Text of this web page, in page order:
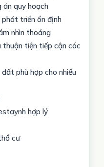
quy hoạch
triển ổn định
nhìn thoáng
thuận tiện tiếp cận các
phù hợp cho nhiều
hợp lý.
cư